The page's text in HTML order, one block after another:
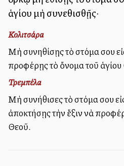
ἁγίου μὴ συνεθισθῇς·
Κολιτσάρα
Μὴ συνηθίσῃς τὸ στόμα σου
προφέρῃς τὸ ὄνομα τοῦ
Τρεμπέλα
Μὴ συνήθισες τὸ στόμα σου
ἀποκτήσῃς τὴν ἕξιν νὰ
Θεοῦ.